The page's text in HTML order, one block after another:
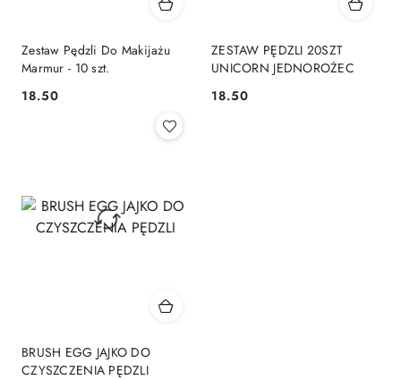
Zestaw Pędzli Do Makijażu
Marmur - 10 szt.
Cena:
18.50
ZESTAW PĘDZLI 20SZT
UNICORN JEDNOROŻEC
Cena:
18.50
BRUSH EGG JAJKO DO
CZYSZCZENIA PĘDZLI